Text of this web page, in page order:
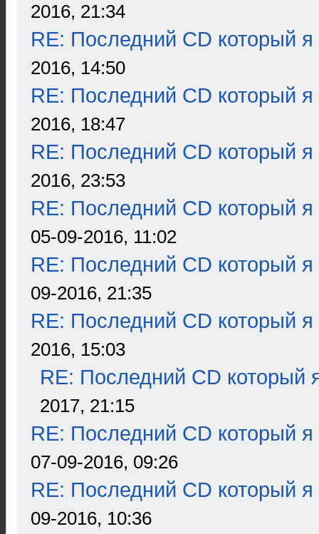
2016, 21:34
RE: Последний CD который я
2016, 14:50
RE: Последний CD который я
2016, 18:47
RE: Последний CD который я
2016, 23:53
RE: Последний CD который я
05-09-2016, 11:02
RE: Последний CD который я
09-2016, 21:35
RE: Последний CD который я
2016, 15:03
RE: Последний CD который
2017, 21:15
RE: Последний CD который я
07-09-2016, 09:26
RE: Последний CD который я
09-2016, 10:36